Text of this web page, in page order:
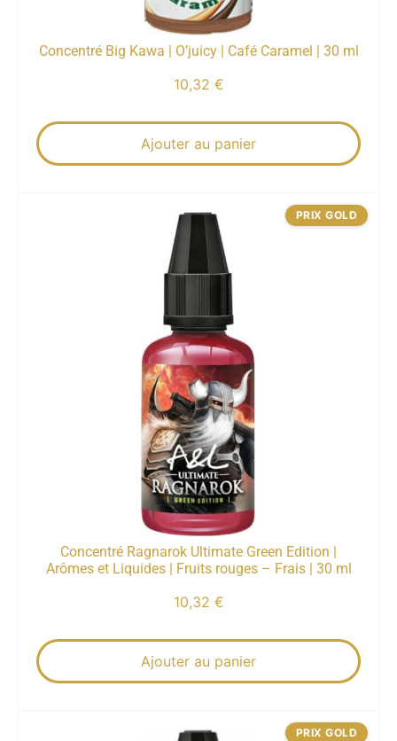
Concentré Big Kawa | O’juicy | Café Caramel | 30 ml
10,32 €
Ajouter au panier
Concentré Ragnarok Ultimate Green Edition |
Arômes et Liquides | Fruits rouges – Frais | 30 ml
10,32 €
Ajouter au panier
PRIX GOLD
PRIX GOLD